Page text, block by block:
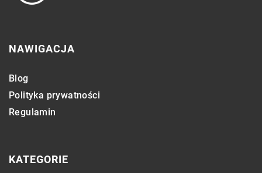
NAWIGACJA
Blog
Polityka prywatności
Regulamin
KATEGORIE